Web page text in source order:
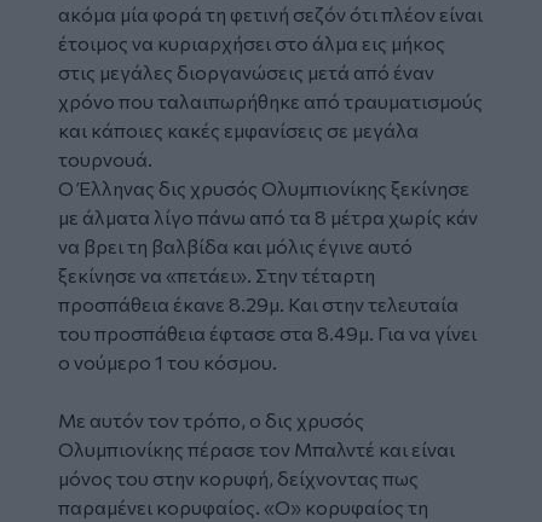
ακόμα μία φορά τη φετινή σεζόν ότι πλέον είναι
έτοιμος να κυριαρχήσει στο άλμα εις μήκος
στις μεγάλες διοργανώσεις μετά από έναν
χρόνο που ταλαιπωρήθηκε από τραυματισμούς
και κάποιες κακές εμφανίσεις σε μεγάλα
τουρνουά.
Ο Έλληνας δις χρυσός Ολυμπιονίκης ξεκίνησε
με άλματα λίγο πάνω από τα 8 μέτρα χωρίς κάν
να βρει τη βαλβίδα και μόλις έγινε αυτό
ξεκίνησε να «πετάει». Στην τέταρτη
προσπάθεια έκανε 8.29μ. Και στην τελευταία
του προσπάθεια έφτασε στα 8.49μ. Για να γίνει
ο νούμερο 1 του κόσμου.
Με αυτόν τον τρόπο, ο δις χρυσός
Ολυμπιονίκης πέρασε τον Μπαλντέ και είναι
μόνος του στην κορυφή, δείχνοντας πως
παραμένει κορυφαίος. «Ο» κορυφαίος τη